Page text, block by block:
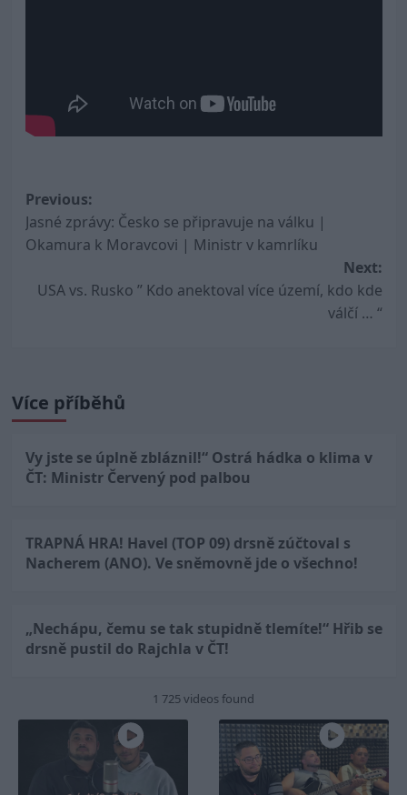
Post
navigation
Previous:
Jasné zprávy: Česko se připravuje na válku |
Okamura k Moravcovi | Ministr v kamrlíku
Next:
USA vs. Rusko ” Kdo anektoval více území, kdo kde
válčí … “
Více příběhů
Vy jste se úplně zbláznil!“ Ostrá hádka o klima v
ČT: Ministr Červený pod palbou
TRAPNÁ HRA! Havel (TOP 09) drsně zúčtoval s
Nacherem (ANO). Ve sněmovně jde o všechno!
„Nechápu, čemu se tak stupidně tlemíte!“ Hřib se
drsně pustil do Rajchla v ČT!
1 725 videos found